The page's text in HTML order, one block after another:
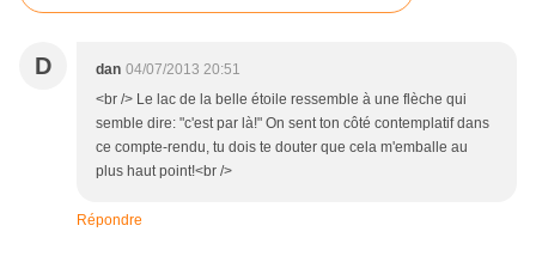
D dan 04/07/2013 20:51
<br /> Le lac de la belle étoile ressemble à une flèche qui
semble dire: "c'est par là!" On sent ton côté contemplatif dans
ce compte-rendu, tu dois te douter que cela m'emballe au
plus haut point!<br />
Répondre